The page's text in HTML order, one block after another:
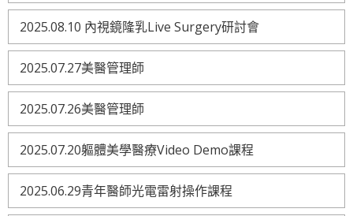
2025.08.10 內視鏡隆乳Live Surgery研討會
2025.07.27美醫管理師
2025.07.26美醫管理師
2025.07.20軀體美學醫療Video Demo課程
2025.06.29青年醫師光電雷射操作課程